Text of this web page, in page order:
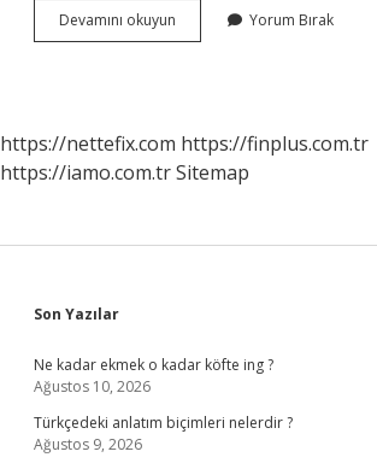
Devamını okuyun
Duvarı
Kalır
Mı
Yorum Bırak
https://nettefix.com https://finplus.com.tr
https://iamo.com.trSitemap
Sidebar
Son Yazılar
Ne kadar ekmek o kadar köfte ing ?
Ağustos 10, 2026
Türkçedeki anlatım biçimleri nelerdir ?
Ağustos 9, 2026